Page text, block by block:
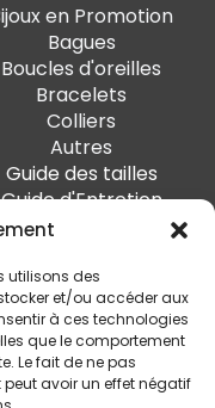
utilisons des
et/ou accéder aux
à ces technologies
que le comportement
Le fait de ne pas
avoir un effet négatif
en Promotion
Bagues
Boucles d'oreilles
Bracelets
Colliers
Autres
Guide des tailles
Guide d'Entretien